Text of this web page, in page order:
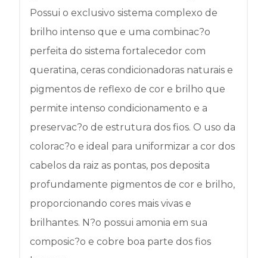
Possui o exclusivo sistema complexo de
brilho intenso que e uma combinac?o
perfeita do sistema fortalecedor com
queratina, ceras condicionadoras naturais e
pigmentos de reflexo de cor e brilho que
permite intenso condicionamento e a
preservac?o de estrutura dos fios. O uso da
colorac?o e ideal para uniformizar a cor dos
cabelos da raiz as pontas, pos deposita
profundamente pigmentos de cor e brilho,
proporcionando cores mais vivas e
brilhantes. N?o possui amonia em sua
composic?o e cobre boa parte dos fios